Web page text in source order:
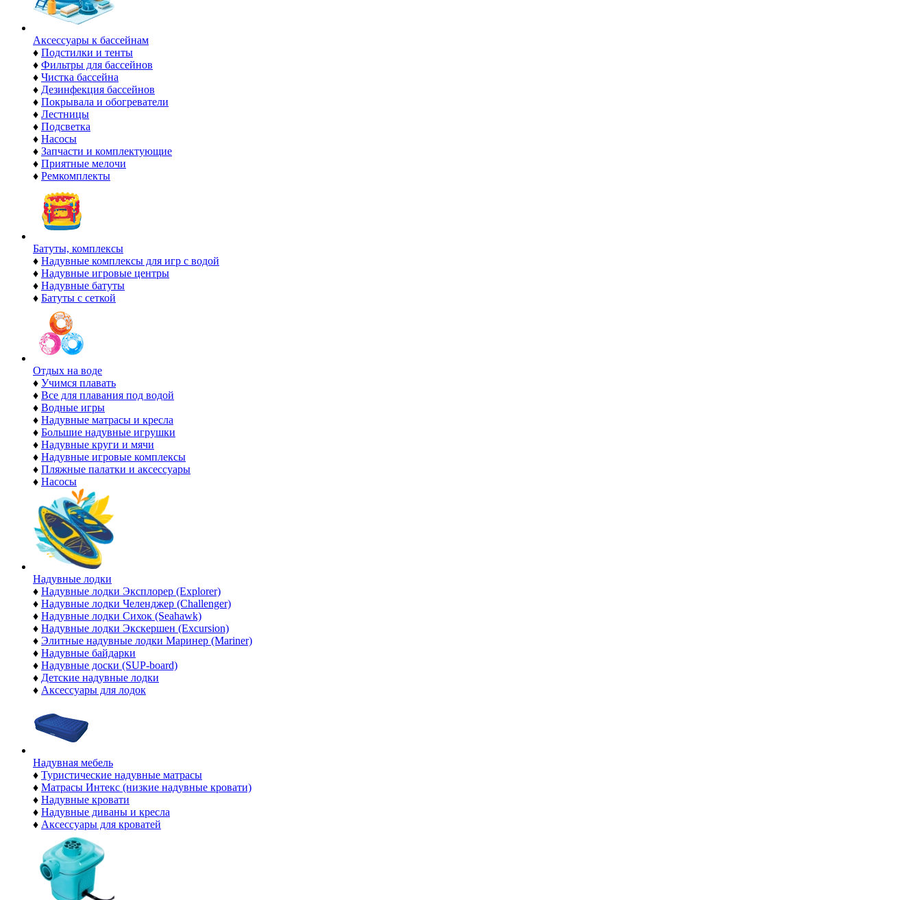
Аксессуары к бассейнам
♦ Подстилки и тенты
♦ Фильтры для бассейнов
♦ Чистка бассейна
♦ Дезинфекция бассейнов
♦ Покрывала и обогреватели
♦ Лестницы
♦ Подсветка
♦ Насосы
♦ Запчасти и комплектующие
♦ Приятные мелочи
♦ Ремкомплекты
Батуты, комплексы
♦ Надувные комплексы для игр с водой
♦ Надувные игровые центры
♦ Надувные батуты
♦ Батуты с сеткой
Отдых на воде
♦ Учимся плавать
♦ Все для плавания под водой
♦ Водные игры
♦ Надувные матрасы и кресла
♦ Большие надувные игрушки
♦ Надувные круги и мячи
♦ Надувные игровые комплексы
♦ Пляжные палатки и аксессуары
♦ Насосы
Надувные лодки
♦ Надувные лодки Эксплорер (Explorer)
♦ Надувные лодки Челенджер (Challenger)
♦ Надувные лодки Сихок (Seahawk)
♦ Надувные лодки Экскершен (Excursion)
♦ Элитные надувные лодки Маринер (Mariner)
♦ Надувные байдарки
♦ Надувные доски (SUP-board)
♦ Детские надувные лодки
♦ Аксессуары для лодок
Надувная мебель
♦ Туристические надувные матрасы
♦ Матрасы Интекс (низкие надувные кровати)
♦ Надувные кровати
♦ Надувные диваны и кресла
♦ Аксессуары для кроватей